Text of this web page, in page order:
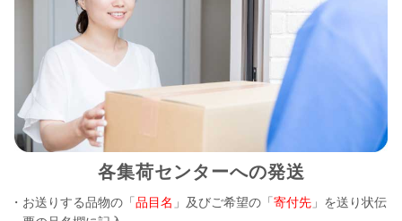
各集荷センターへの発送
・お送りする品物の「品目名 」及びご希望の「寄付先 」を送り状伝